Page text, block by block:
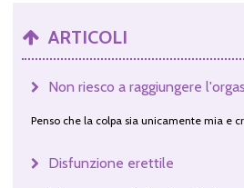
ARTICOLI
Non riesco a raggiungere
Penso che la colpa sia unicamente mia e
Disfunzione erettile